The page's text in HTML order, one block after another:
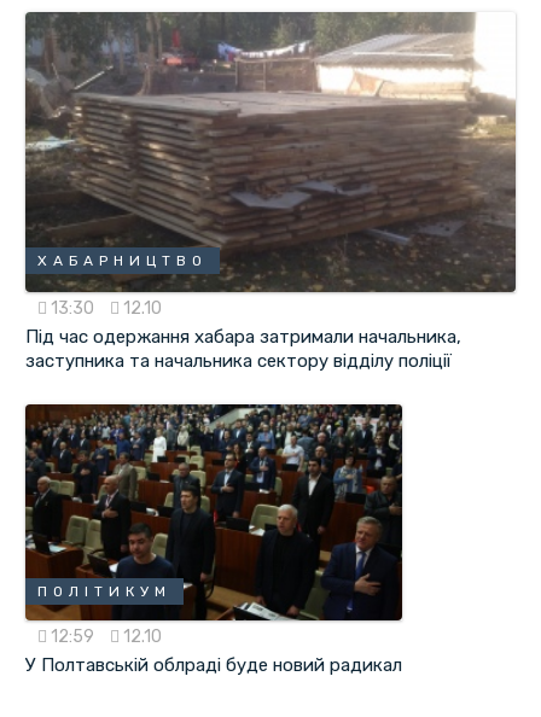
ХАБАРНИЦТВО
13:30 12.10
Під час одержання хабара затримали начальника,
заступника та начальника сектору відділу поліції
ПОЛІТИКУМ
12:59 12.10
У Полтавськiй облраді буде новий радикал